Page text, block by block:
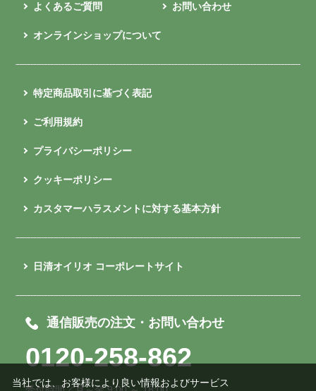
よくあるご質問 お問い合わせ
オンラインショップについて
特定商品取引に基づく表記
ご利用規約
プライバシーポリシー
クッキーポリシー
カスタマーハラスメントに対する基本方針
日清オイリオ コーポレートサイト
通信販売の注文・お問い合わせ
0120-258-862
当社では、お客様により良い情報およびサービス